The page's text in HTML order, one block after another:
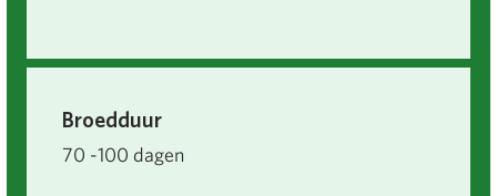
Broedduur
70 -100 dagen